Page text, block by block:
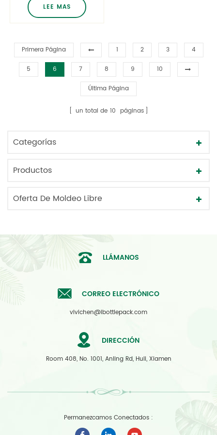
empuje hacia
abajo y giro, tapa
de resistencia
producto para el
cuidado de la
salud, tapa de
LEE MAS
Primera Página 1 2 3 4
5 6 7 8 9 10
Última Página
un total de 10 páginas
Categorías
Productos
Oferta De Moldeo Libre
LLÁMANOS
CORREO ELECTRÓNICO
vivichen@ibottlepack.com
DIRECCIÓN
Room 408, No. 1001, Anling Rd, Huli, Xiamen
Permanezcamos Conectados :